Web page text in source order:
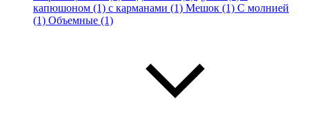
капюшоном (1) с карманами (1) Мешок (1) С молнией
(1) Объемные (1)